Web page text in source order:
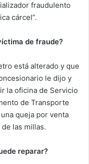
fraudulento
cárcel”.
de fraude?
está alterado y que
le dijo y
la oficina de Servicio
de Transporte
queja por venta
las millas.
reparar?